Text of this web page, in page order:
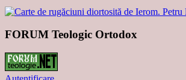
FORUM Teologic Ortodox